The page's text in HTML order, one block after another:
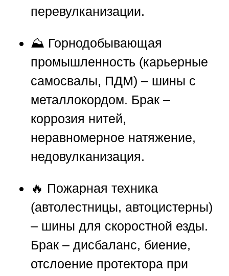
перевулканизации.
⛰️ Горнодобывающая
промышленность (карьерные
самосвалы, ПДМ) – шины с
металлокордом. Брак –
коррозия нитей,
неравномерное натяжение,
недовулканизация.
🔥 Пожарная техника
(автолестницы, автоцистерны)
– шины для скоростной езды.
Брак – дисбаланс, биение,
отслоение протектора при